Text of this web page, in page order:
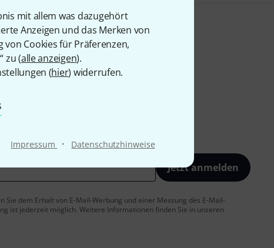
mit allem was dazugehört
Anzeigen und das Merken von
von Cookies für Präferenzen,
zu (alle anzeigen).
(hier) widerrufen.
Impressum · Datenschutzhinweise
Jetzt anmelden
Sie dem Erhalt von E-Mail-Werbung und einer Messung des E-Mail-
ist jederzeit möglich. Weitere Informationen finden Sie in unseren